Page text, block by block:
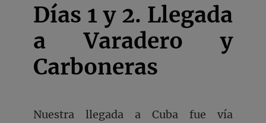
Días 1 y 2. Llegada
a Varadero y
Carboneras
Nuestra llegada a Cuba fue vía